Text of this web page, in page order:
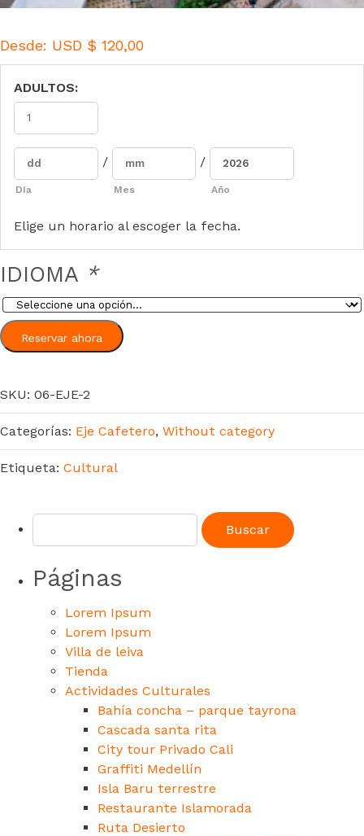
Desde: USD $ 120,00
ADULTOS:
Día
/
Mes
/
Año
Elige un horario al escoger la fecha.
IDIOMA *
Reservar ahora
SKU: 06-EJE-2
Categorías: Eje Cafetero, Without category
Etiqueta: Cultural
Páginas
Lorem Ipsum
Lorem Ipsum
Villa de leiva
Tienda
Actividades Culturales
Bahía concha – parque tayrona
Cascada santa rita
City tour Privado Cali
Graffiti Medellín
Isla Baru terrestre
Restaurante Islamorada
Ruta Desierto